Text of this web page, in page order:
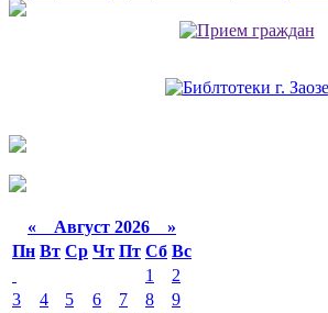
« Август 2026 »
Пн Вт Ср Чт Пт Сб Вс
1
2
3
4 5 6 7 8
9